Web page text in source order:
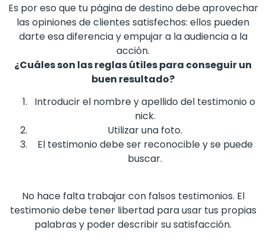
Es por eso que tu página de destino debe aprovechar
las opiniones de clientes satisfechos: ellos pueden
darte esa diferencia y empujar a la audiencia a la
acción.
¿Cuáles son las reglas útiles para conseguir un
buen resultado?
Introducir el nombre y apellido del testimonio o
nick.
Utilizar una foto.
El testimonio debe ser reconocible y se puede
buscar.
No hace falta trabajar con falsos testimonios. El
testimonio debe tener libertad para usar tus propias
palabras y poder describir su satisfacción.